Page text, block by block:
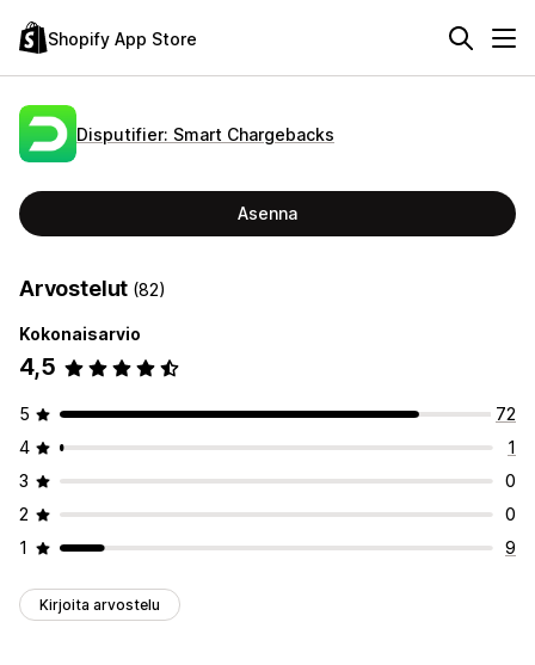
Shopify App Store
Disputifier: Smart Chargebacks
Asenna
Arvostelut (82)
Kokonaisarvio
4,5
5
72
4
1
3
0
2
0
1
9
Kirjoita arvostelu